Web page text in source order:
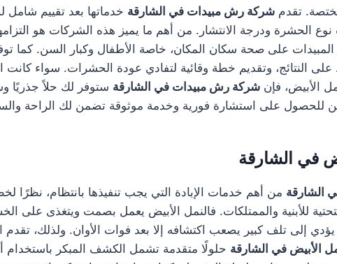
تقدمشركة رش مبيدات في الشارقة خدماتها بعد تقييم شامل
الحشرة ودرجة الانتشار. من أهم ما يميز هذه الشركات هو
المبيدات على صحة سكان المكان، خاصة الأطفال وكبار السن. كما
النتائج، وتقديم خطة وقائية لتفادي عودة الحشرات. سواء كانت
الأبيض، فإنشركة رش مبيدات في الشارقة ستوفر لك حلاً جذريًا
للحصول على استشارة فورية وخدمة موثوقة تضمن لك الراحة
في الشارقة
الشارقة من أهم خدمات الإبادة التي يجب تنفيذها بانتظام، نظرًا
للأبنية والممتلكات. فالنمل الأبيض يعمل بصمت ويتغذى على
يؤدي إلى تلف كبير يصعب اكتشافه إلا بعد فوات الأوان. ولذلك،
الأبيض في الشارقة حلولًا متقدمة تشمل الكشف المبكر باستخدام